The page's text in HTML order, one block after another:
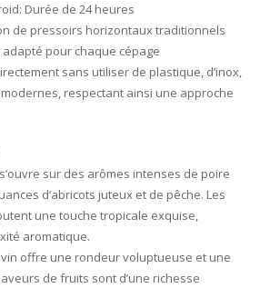
Durée de 24 heures
de pressoirs horizontaux traditionnels
adapté pour chaque cépage
sans utiliser de plastique, d’inox,
respectant ainsi une approche
sur des arômes intenses de poire
d’abricots juteux et de pêche. Les
une touche tropicale exquise,
aromatique.
vin offre une rondeur voluptueuse et une
de fruits sont d’une richesse